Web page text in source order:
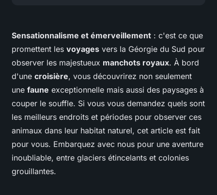
Sensationnalisme et émerveillement : c'est ce que
promettent les voyages vers la Géorgie du Sud pour
observer les majestueux manchots royaux. À bord
d'une croisière, vous découvrirez non seulement
une faune exceptionnelle mais aussi des paysages à
couper le souffle. Si vous vous demandez quels sont
les meilleurs endroits et périodes pour observer ces
animaux dans leur habitat naturel, cet article est fait
pour vous. Embarquez avec nous pour une aventure
inoubliable, entre glaciers étincelants et colonies
grouillantes.